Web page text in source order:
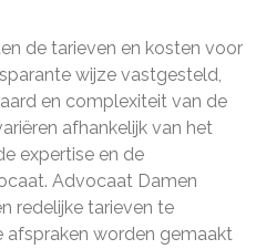
de tarieven en kosten voor
wijze vastgesteld,
en complexiteit van de
afhankelijk van het
expertise en de
Advocaat Damen
redelijke tarieven te
afspraken worden gemaakt